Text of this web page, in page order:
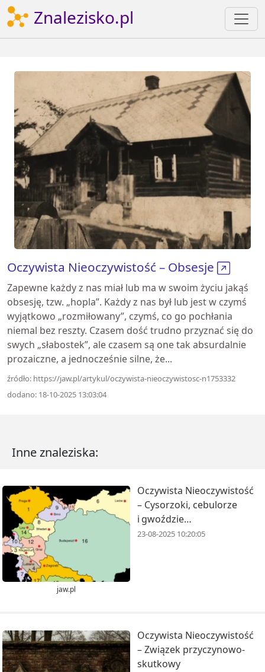
Znalezisko.pl
Oczywista Nieoczywistość – Obsesje
Zapewne każdy z nas miał lub ma w swoim życiu jakąś
obsesję, tzw. „hopla”. Każdy z nas był lub jest w czymś
wyjątkowo „rozmiłowany”, czymś, co go pochłania
niemal bez reszty. Czasem dość trudno przyznać się do
swych „słabostek”, ale czasem są one tak absurdalnie
prozaiczne, a jednocześnie silne, że...
źródło: https://jaw.pl/artykul/oczywista-nieoczywistosc-n1753332
dodano: 18-10-2025 13:03:04
Inne znaleziska:
jaw.pl
Oczywista Nieoczywistość
– Cysorzoki, cebulorze
i gwoździe…
23-08-2025 10:20:05
Oczywista Nieoczywistość
– Związek przyczynowo-
skutkowy